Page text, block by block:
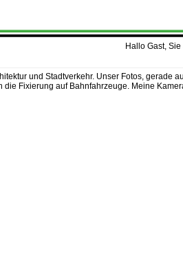
Hallo Gast,
und Stadtverkehr. Unser Fotos, gerade
Fixierung auf Bahnfahrzeuge. Meine